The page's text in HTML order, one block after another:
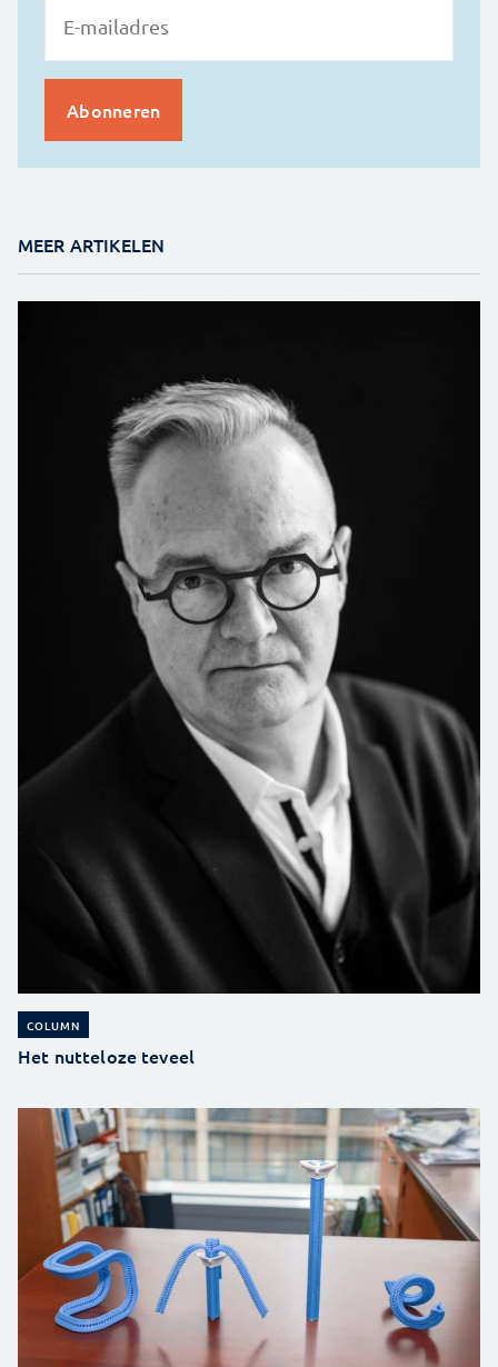
MEER ARTIKELEN
COLUMN
Het nutteloze teveel